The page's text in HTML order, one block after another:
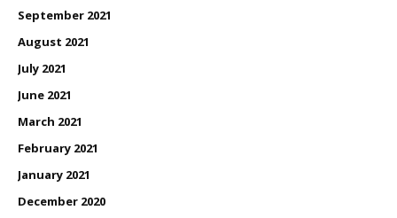
September 2021
August 2021
July 2021
June 2021
March 2021
February 2021
January 2021
December 2020